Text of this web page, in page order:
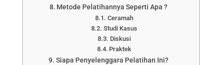
Metode Pelatihannya Seperti Apa ?
Ceramah
Studi Kasus
Diskusi
Praktek
Siapa Penyelenggara Pelatihan Ini?